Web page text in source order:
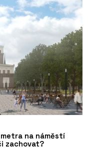
na náměstí
zachovat?